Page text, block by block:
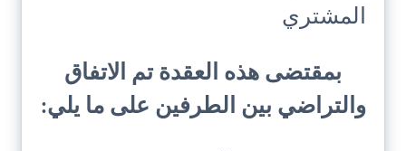
المشتري
بمقتضى هذه العقدة تم الاتفاق
والتراضي بين الطرفين على ما يلي: